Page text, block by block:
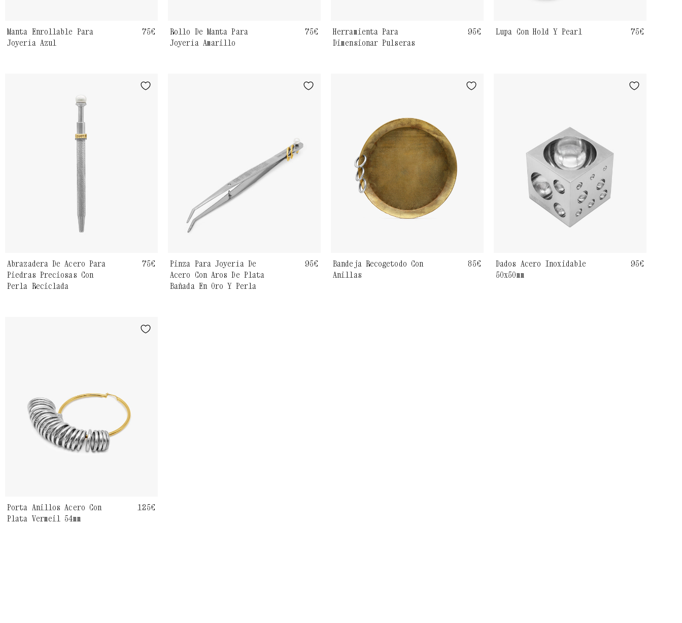
Manta Enrollable Para
Joyería Azul
Precio
habitual
75€
Rollo De Manta Para
Joyería Amarillo
Precio
habitual
75€
Herramienta Para
Dimensionar Pulseras
Precio
95€ Lupa Con Hold Y Pearl
Precio
75€
Abrazadera De Acero Para
Piedras Preciosas Con
Perla Reciclada
Precio
habitual
75€
Pinza Para Joyería De
Acero Con Aros De Plata
Bañada En Oro Y Perla
Precio
habitual
95€
Bandeja Recogetodo Con
Anillas
Precio
habitual
85€
Dados Acero Inoxidable
50x50mm
Precio
95€
Porta Anillos Acero Con
Plata Vermeil 54mm
Precio
125€